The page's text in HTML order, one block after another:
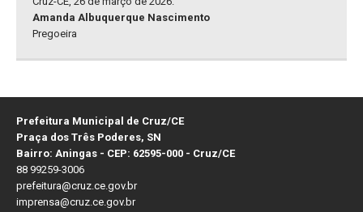
Amanda Albuquerque Nascimento
Pregoeira
Prefeitura Municipal de Cruz/CE
Praça dos Três Poderes, SN
Bairro: Aningas - CEP: 62595-000 - Cruz/CE
88 99259-3006
prefeitura@cruz.ce.gov.br
imprensa@cruz.ce.gov.br